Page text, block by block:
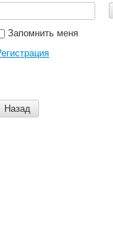
Запомнить меня
Назад